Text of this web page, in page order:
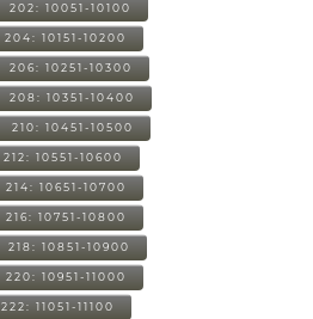
202: 10051-10100
204: 10151-10200
206: 10251-10300
208: 10351-10400
210: 10451-10500
212: 10551-10600
214: 10651-10700
216: 10751-10800
218: 10851-10900
220: 10951-11000
222: 11051-11100